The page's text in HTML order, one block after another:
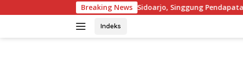
ke
Breaking News
Singgung Pendapatan Asli Daerah (PAD) Dari Sektor Parkir
Indeks